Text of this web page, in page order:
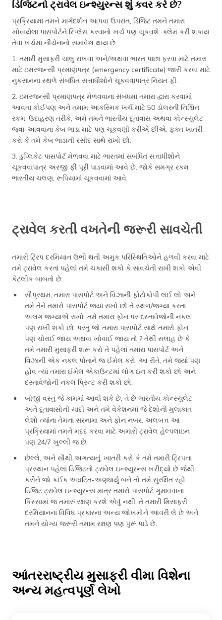
ડિજિટનો ટ્રાવેલ ઇન્શ્યુરન્સ શું કવર કરે છે?
પ્રક્રિયામાં તમને માર્ગદર્શન આપવા ઉપરાંત, ડિજિટ તમને તમારા
ખોવાયેલા પાસપોર્ટને રિપ્લેસ કરવાનો ખર્ચ પણ ચૂકવશે. ક્લેમ કરી શકાય
તેવા ખર્ચમાં નીચેનાનો સમાવેશ થાય છે:
1. તમારી મુસાફરી ચાલુ રાખવા અને/અથવા ભારત પાછા ફરવા માટે તમારા
માટે ઇમરજન્સી પ્રમાણપત્ર (emergency certificate) જારી કરવા માટે
નુકસાનના સ્થળે સંબંધિત સત્તાધીશોને ચૂકવવાપાત્ર નિયત ફી.
2. ઇમરજન્સી પ્રમાણપત્ર મેળવવાના સંબંધમાં તમારા દ્વારા કરવામાં
આવતા કોઈપણ અને તમામ આકસ્મિક ખર્ચ માટે 50 ડોલરની નિશ્ચિત
રકમ. ઉદાહરણ તરીકે, અમે તમને ભારતીય દૂતાવાસ અથવા કોન્સ્યુલેટ
જવા-આવવાના કેબ ભાડા માટે પણ ચૂકવણી કરીએ છીએ. ફક્ત ખાતરી
કરો કે તમે કેબ ભાડાની રસીદ સાથે રાખો છો.
3. ડુપ્લિકેટ પાસપોર્ટ મેળવવા માટે ભારતમાં સંબંધિત સત્તાધીશોને
ચૂકવવાપાત્ર અરજી ફી પૂરી પાડવામાં આવે છે. જોકે સમગ્ર રકમ
ભારતીય ચલણ, રૂપિયામાં ચૂકવવામાં આવે.
ટ્રાવેલ કરતી વખતેની જરૂરી સાવચેતી
તમારી ટ્રિપ દરમિયાન ઉભી થતી અમુક પરિસ્થિતિઓને હળવી કરવા માટે
તમે ટ્રાવેલ કરતાં પહેલાં તમે ચકાસી શકો કે સાવચેતી રાખી શકો એવી
કેટલીક બાબતો છે:
સૌપ્રથમ, તમારા પાસપોર્ટ અને વિઝાની ફોટોકોપી લઈ લો અને
તમે તેને તમારો પાસપોર્ટ જ્યાં રાખો છો તે સ્થળ/જગ્યા કરતા
અલગ જગ્યાએ રાખો. તમે તમારા ફોન પર દસ્તાવેજોની નકલ
પણ રાખી શકો છો. પરંતુ જો તમારા પાસપોર્ટ સાથે તમારો ફોન
પણ ચોરાઈ જાય અથવા ખોવાઈ જાય તો ? તેથી સલાહ છે કે
તમે તમારી મુસાફરી શરૂ કરો તે પહેલાં તમારા પાસપોર્ટ અને
વિઝાની એક નકલ પોતાને જ ઈમેલ કરો. આ રીતે, તમે જ્યાં પણ
હોવ ત્યાં તમારા ઈમેલ એકાઉન્ટમાં લોગ ઇન કરી શકો છો અને
દસ્તાવેજોની નકલ પ્રિન્ટ કરી શકો છો.
બીજી વસ્તુ જે કામમાં આવી શકે છે, તે છે ભારતીય કોન્સ્યુલેટ
અને દૂતાવાસોની યાદી અને તમે વેકેશનમાં જે દેશોની મુલાકાત
લેશો ત્યાંના તેમના સરનામા અને ફોન નંબર. અલબત્ત આ
પ્રક્રિયામાં તમને મદદ કરવા માટે અમારી ટ્રાવેલ હેલ્પલાઇન
પણ 24/7 ખુલ્લી જ છે.
છેલ્લે, અને સૌથી અગત્યનું, ખાતરી કરો કે તમે તમારી ટ્રિપના
પ્રસ્થાન પહેલાં ડિજિટનો ટ્રાવેલ ઇન્શ્યુરન્સ ખરીદ્યો છે જેથી
કરીને જો કઈંક અઘટિત-અણધાર્યું બને તો તમે સુરક્ષિત રહો.
ડિજિટ ટ્રાવેલ ઇન્શ્યુરન્સ માત્ર તમારો પાસપોર્ટ ગુમાવવાના
કિસ્સામાં જ તમારું રક્ષણ કરશે એવું નથી, તે તમારી મિસાફરી
દરમિયાનના વિવિધ પ્રકારના અન્ય જોખમોને આવરી લે છે અને
તમને યોગ્ય જરૂરી તમામ રક્ષણ પણ પુરૂં પાડે છે.
આંતરરાષ્ટ્રીય મુસાફરી વીમા વિશેના
અન્ય મહત્વપૂર્ણ લેખો